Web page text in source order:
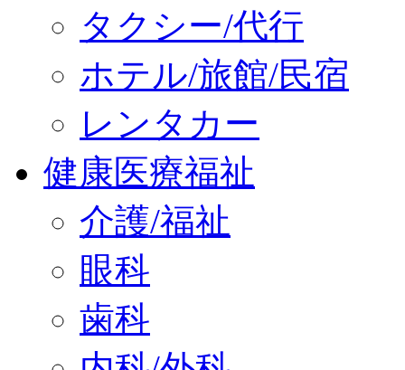
タクシー/代行
ホテル/旅館/民宿
レンタカー
健康医療福祉
介護/福祉
眼科
歯科